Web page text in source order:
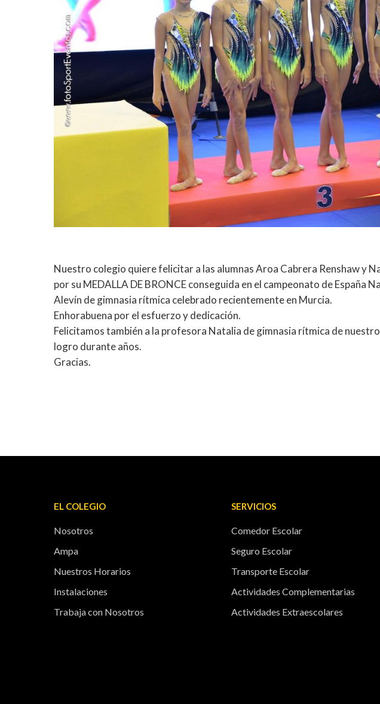
Nuestro colegio quiere felicitar a las alumnas Aroa Cabrera Renshaw y
por su MEDALLA DE BRONCE conseguida en el campeonato de España
Alevín de gimnasia rítmica celebrado recientemente en Murcia.
Enhorabuena por el esfuerzo y dedicación.
Felicitamos también a la profesora Natalia de gimnasia rítmica de
logro durante años.
Gracias.
EL COLEGIO
Nosotros
Ampa
Nuestros Horarios
Instalaciones
Trabaja con Nosotros
SERVICIOS
Comedor Escolar
Seguro Escolar
Transporte Escolar
Actividades Complementarias
Actividades Extraescolares